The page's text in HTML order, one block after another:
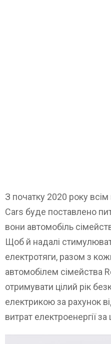
З початку 2020 року
Cars буде поставлено
вони автомобіль
Щоб й надалі
електротяги, разом з
автомобілем сімейства
отримувати цілий рік
електрикою за рахунок
витрат електроенергії за